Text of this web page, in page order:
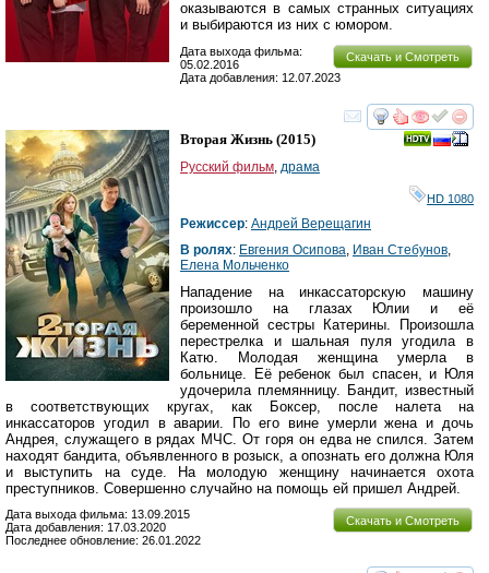
оказываются в самых странных ситуациях
и выбираются из них с юмором.
Скачать и Смотреть
Дата выхода фильма:
05.02.2016
Дата добавления: 12.07.2023
смотреть
Вторая Жизнь (2015)
Русский фильм драма
HD 1080
Режиссер: Андрей Верещагин
В ролях: Евгения Осипова Иван Стебунов
Елена Мольченко
Нападение на инкассаторскую машину
произошло на глазах Юлии и её
беременной сестры Катерины. Произошла
перестрелка и шальная пуля угодила в
Катю. Молодая женщина умерла в
больнице. Её ребенок был спасен, и Юля
удочерила племянницу. Бандит, известный
в соответствующих кругах, как Боксер, после налета на
инкассаторов угодил в аварии. По его вине умерли жена и дочь
Андрея, служащего в рядах МЧС. От горя он едва не спился. Затем
находят бандита, объявленного в розыск, а опознать его должна Юля
и выступить на суде. На молодую женщину начинается охота
преступников. Совершенно случайно на помощь ей пришел Андрей.
Скачать и Смотреть
Дата выхода фильма: 13.09.2015
Дата добавления: 17.03.2020
Последнее обновление: 26.01.2022